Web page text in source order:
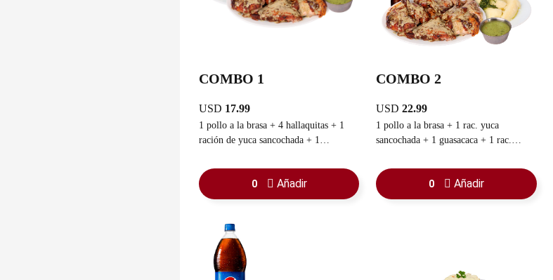
COMBO 1
USD 17.99
1 pollo a la brasa + 4 hallaquitas + 1
ración de yuca sancochada + 1
0 Añadir
COMBO 2
USD22.99
1 pollo a la brasa + 1 rac. yuca
sancochada + 1 guasacaca + 1 rac.
0 Añadir